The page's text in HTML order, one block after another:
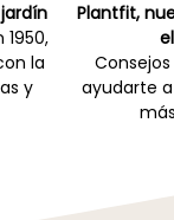
la
y
Plantfit,
ayudarte